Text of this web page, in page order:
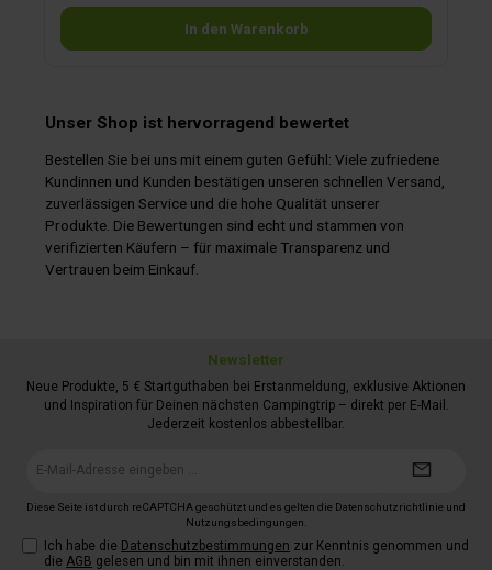
In den Warenkorb
Unser Shop ist hervorragend bewertet
Bestellen Sie bei uns mit einem guten Gefühl: Viele zufriedene
Kundinnen und Kunden bestätigen unseren schnellen Versand,
zuverlässigen Service und die hohe Qualität unserer
Produkte. Die Bewertungen sind echt und stammen von
verifizierten Käufern – für maximale Transparenz und
Vertrauen beim Einkauf.
Newsletter
Neue Produkte, 5 € Startguthaben bei Erstanmeldung, exklusive Aktionen
und Inspiration für Deinen nächsten Campingtrip – direkt per E-Mail.
Jederzeit kostenlos abbestellbar.
Diese Seite ist durch reCAPTCHA geschützt und es gelten die Datenschutzrichtlinie und
Nutzungsbedingungen.
Ich habe die Datenschutzbestimmungen zur Kenntnis genommen und
die AGB gelesen und bin mit ihnen einverstanden.